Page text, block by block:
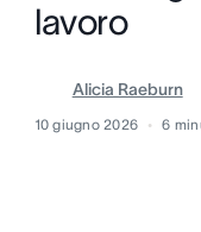
lavoro
Alicia Raeburn
10 giugno 2026 6